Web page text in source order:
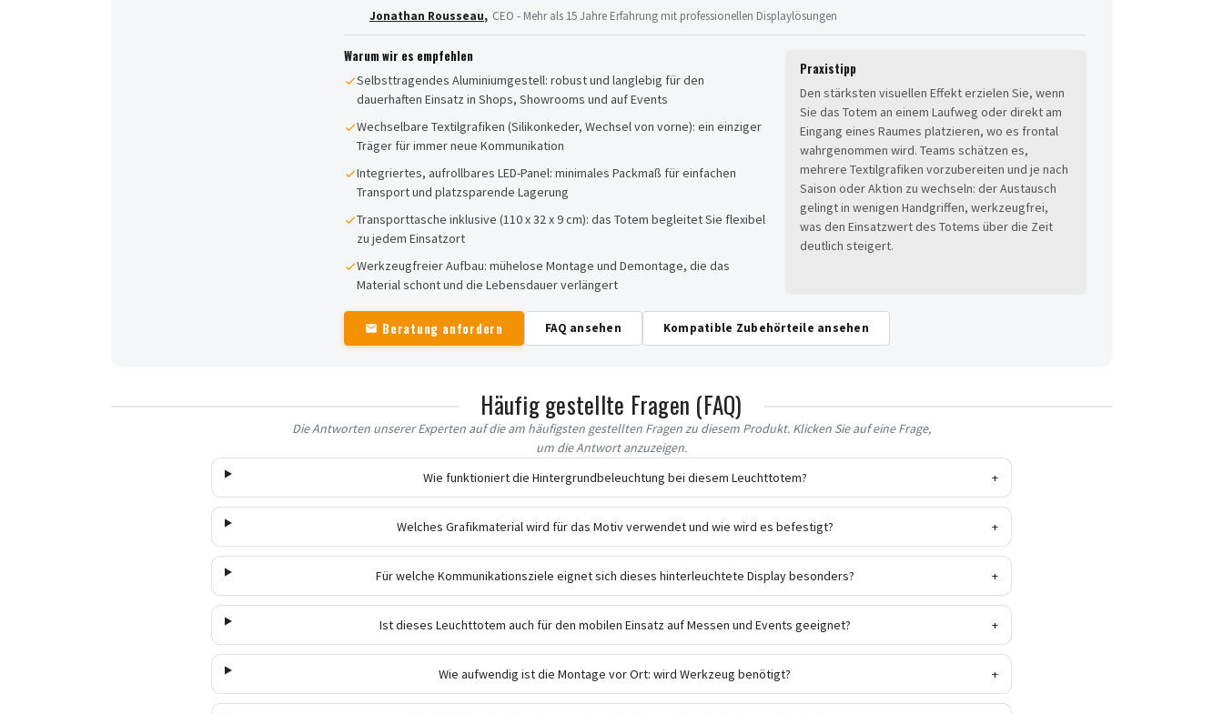
Jonathan Rousseau, CEO - Mehr als 15 Jahre Erfahrung mit professionellen Displaylösungen
Warum wir es empfehlen
Selbsttragendes Aluminiumgestell: robust und langlebig für den
dauerhaften Einsatz in Shops, Showrooms und auf Events
Wechselbare Textilgrafiken (Silikonkeder, Wechsel von vorne): ein einziger
Träger für immer neue Kommunikation
Integriertes, aufrollbares LED-Panel: minimales Packmaß für einfachen
Transport und platzsparende Lagerung
Transporttasche inklusive (110 x 32 x 9 cm): das Totem begleitet Sie flexibel
zu jedem Einsatzort
Werkzeugfreier Aufbau: mühelose Montage und Demontage, die das
Material schont und die Lebensdauer verlängert
Praxistipp
Den stärksten visuellen Effekt erzielen Sie, wenn
Sie das Totem an einem Laufweg oder direkt am
Eingang eines Raumes platzieren, wo es frontal
wahrgenommen wird. Teams schätzen es,
mehrere Textilgrafiken vorzubereiten und je nach
Saison oder Aktion zu wechseln: der Austausch
gelingt in wenigen Handgriffen, werkzeugfrei,
was den Einsatzwert des Totems über die Zeit
deutlich steigert.
Beratung anfordern FAQ ansehen Kompatible Zubehörteile ansehen
Häufig gestellte Fragen (FAQ)
Die Antworten unserer Experten auf die am häufigsten gestellten Fragen zu diesem Produkt. Klicken Sie auf eine Frage,
um die Antwort anzuzeigen.
Wie funktioniert die Hintergrundbeleuchtung bei diesem Leuchttotem?
+
Welches Grafikmaterial wird für das Motiv verwendet und wie wird es befestigt? +
Für welche Kommunikationsziele eignet sich dieses hinterleuchtete Display besonders? +
Ist dieses Leuchttotem auch für den mobilen Einsatz auf Messen und Events geeignet? +
Wie aufwendig ist die Montage vor Ort: wird Werkzeug benötigt? +